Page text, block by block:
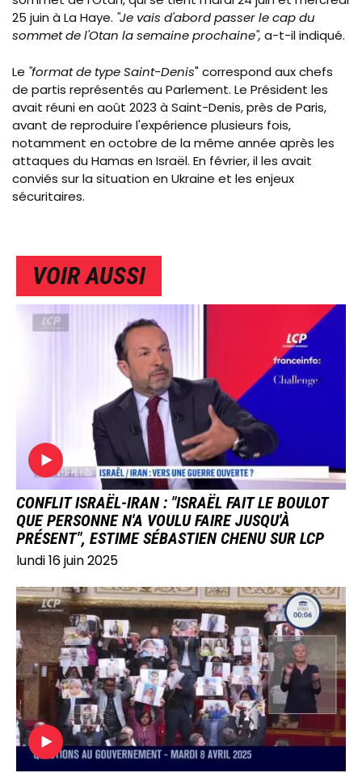
25 juin à La Haye. "Je vais d'abord passer le cap du
sommet de l'Otan la semaine prochaine", a-t-il indiqué.
Le "format de type Saint-Denis" correspond aux chefs
de partis représentés au Parlement. Le Président les
avait réuni en août 2023 à Saint-Denis, près de Paris,
avant de reproduire l'expérience plusieurs fois,
notamment en octobre de la même année après les
attaques du Hamas en Israël. En février, il les avait
conviés sur la situation en Ukraine et les enjeux
sécuritaires.
VOIR AUSSI
IMAGE
CONFLIT ISRAËL-IRAN : "ISRAËL FAIT LE BOULOT
QUE PERSONNE N'A VOULU FAIRE JUSQU'À
PRÉSENT", ESTIME SÉBASTIEN CHENU SUR LCP
lundi 16 juin 2025
IMAGE